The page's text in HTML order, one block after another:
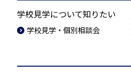
学校見学について知りたい
学校見学・個別相談会